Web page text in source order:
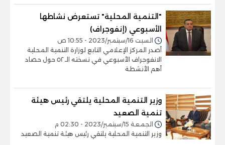
"التنمية المحلية" تستعرض نشاطها
الأسبوعي (إنفوجراف)
السبت 16/سبتمبر/2023 - 10:55 ص
أصدر المركز الإعلامي التابع لوزارة التنمية المحلية
الانفوجراف الأسبوعي في نسخته الـ ٥٢ حول حصاد
أهم الأنشطة
وزير التنمية المحلية يلتقي رئيس هيئة
تنمية الصعيد
الجمعة 15/سبتمبر/2023 - 02:30 م
وزير التنمية المحلية يلتقي رئيس هيئة تنمية الصعيد